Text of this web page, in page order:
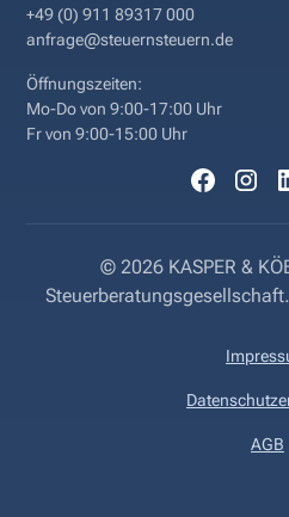
+49 (0) 911 89317 000
anfrage@steuernsteuern.de
Öffnungszeiten:
Mo-Do von 9:00-17:00 Uhr
Fr von 9:00-15:00 Uhr
© 2026KASPER &
AGB